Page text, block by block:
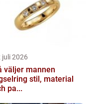
juli 2026
väljer mannen
stil, material
pa...